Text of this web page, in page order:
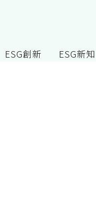
ESG創新 ESG新知